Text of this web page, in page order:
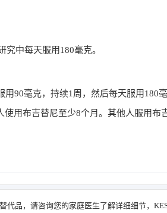
中每天服用180毫克。
90毫克，持续1周，然后每天服用180
用布吉替尼至少8个月。其他人服用布
品，请咨询您的家庭医生了解详细细节，